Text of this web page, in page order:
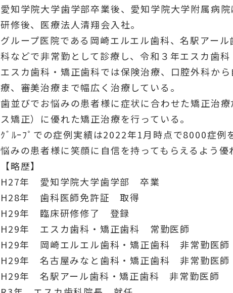
愛知学院大学歯学部卒業後、愛知学院大学附属病院
研修後、医療法人清翔会入社。
グループ医院である岡崎エルエル歯科、名駅アー
科などで非常勤として診療し、令和３年エスカ歯科
エスカ歯科・矯正歯科では保険治療、口腔外科か
療、審美治療まで幅広く治療している。
歯並びでお悩みの患者様に症状に合わせた矯正治
ス矯正）に優れた矯正治療を行っている。
ｸﾞﾙｰﾌﾟでの症例実績は2022年1月時点で8000症例
悩みの患者様に笑顔に自信を持ってもらえるよう優
【略歴】
H27年 愛知学院大学歯学部 卒業
H28年 歯科医師免許証 取得
H29年 臨床研修修了 登録
H29年 エスカ歯科・矯正歯科 常勤医師
H29年 岡崎エルエル歯科・矯正歯科 非常勤医師
H29年 名古屋みなと歯科・矯正歯科 非常勤医師
H29年 名駅アール歯科・矯正歯科 非常勤医師